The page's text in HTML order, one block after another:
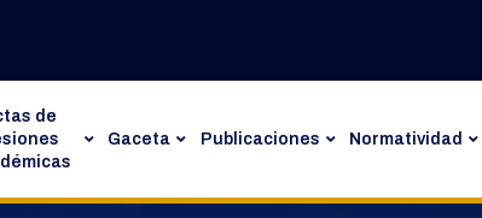
de
Gaceta Publicaciones Normatividad